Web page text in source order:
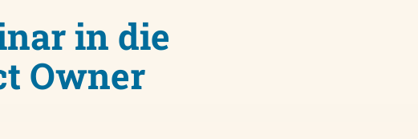
in die
Owner